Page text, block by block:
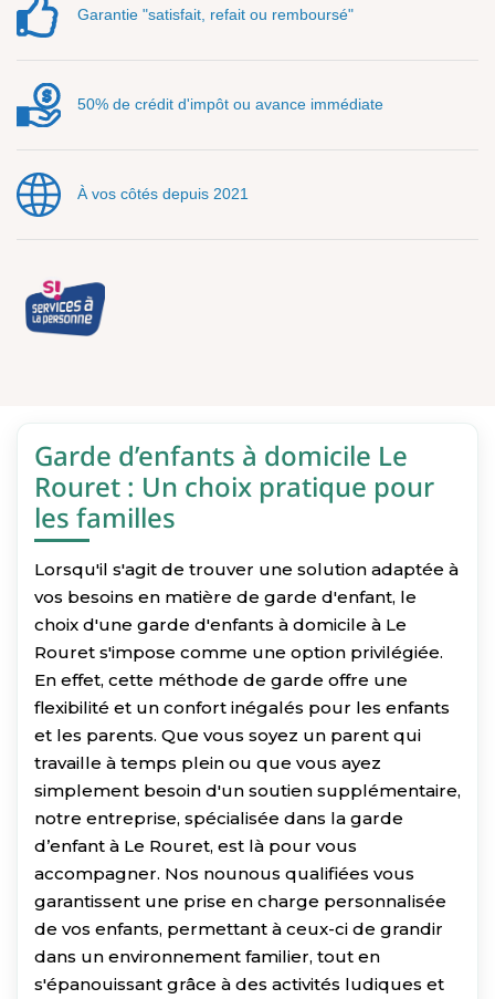
Garantie "satisfait, refait ou remboursé"
50% de crédit d'impôt ou avance immédiate
À vos côtés depuis 2021
Garde d’enfants à domicile Le
Rouret : Un choix pratique pour
les familles
Lorsqu'il s'agit de trouver une solution adaptée à
vos besoins en matière de garde d'enfant, le
choix d'une garde d'enfants à domicile à Le
Rouret s'impose comme une option privilégiée.
En effet, cette méthode de garde offre une
flexibilité et un confort inégalés pour les enfants
et les parents. Que vous soyez un parent qui
travaille à temps plein ou que vous ayez
simplement besoin d'un soutien supplémentaire,
notre entreprise, spécialisée dans la garde
d’enfant à Le Rouret, est là pour vous
accompagner. Nos nounous qualifiées vous
garantissent une prise en charge personnalisée
de vos enfants, permettant à ceux-ci de grandir
dans un environnement familier, tout en
s'épanouissant grâce à des activités ludiques et